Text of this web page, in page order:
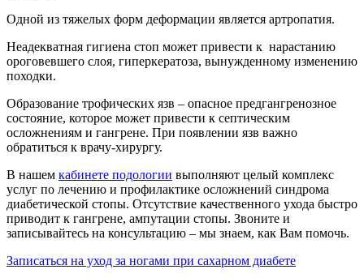
Одной из тяжелых форм деформации является артропатия.
Неадекватная гигиена стоп может привести к нарастанию
ороговевшего слоя, гиперкератоза, вынужденному изменению
походки.
Образование трофических язв – опасное предгангренозное
состояние, которое может привести к септическим
осложнениям и гангрене. При появлении язв важно
обратиться к врачу-хирургу.
В нашем кабинете подологии выполняют целый комплекс
услуг по лечению и профилактике осложнений синдрома
диабетической стопы. Отсутствие качественного ухода быстро
приводит к гангрене, ампутации стопы. Звоните и
записывайтесь на консультацию – мы знаем, как Вам помочь.
Записаться на уход за ногами при сахарном диабете